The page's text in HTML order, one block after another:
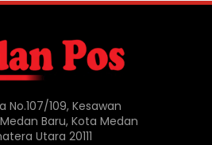
No.107/109, Kesawan
Baru, Kota Medan
Utara 20111